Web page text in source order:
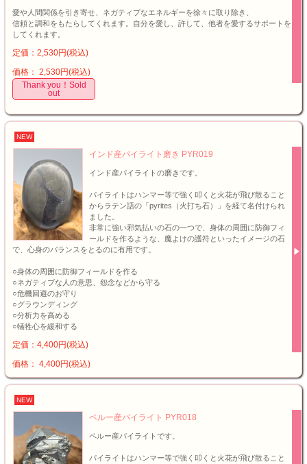
愛や人間関係を引き寄せ、ネガティブなエネルギーを徐々に取り除き、
信頼と調和をもたらしてくれます。自分を愛し、許して、他者を愛するサポートを
してくれます。
定価：2,530円(税込)
価格： 2,530円(税込)
Thank you！Sold
out
NEW
インド産パイライト磨き PYR019
インド産パイライトの磨きです。
パイライトはハンマー等で強く叩くと火花が飛び散ること
からラテン語の「pyrites（火打ち石）」を経て名付けられ
ました。
非常に強い邪気払いの石の一つで、身体の周囲に防御フィ
ールドを作るような、魔よけの護符といったイメージの石
で、心身のバランスをとるのに有用です。
○身体の周囲に防御フィールドを作る
○ネガティブな人の意思、怨念などから守る
○危機回避のお守り
○グラウンディング
○分析力を高める
○犠牲心を緩和する
定価：4,400円(税込)
価格： 4,400円(税込)
NEW
ペルー産パイライト PYR018
ペルー産パイライトです。
パイライトはハンマー等で強く叩くと火花が飛び散ること